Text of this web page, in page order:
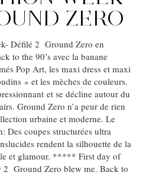
ZERO
Défilé 2 Ground Zero en
to the 90’s avec la banane
Pop Art, les maxi dress et maxi
» et les mèches de couleurs.
et se décline autour du
Ground Zero n’a peur de rien
urbaine et moderne. Le
Des coupes structurées ultra
rendent la silhouette de la
et glamour. ***** First day of
2 Ground Zero blew me. Back to